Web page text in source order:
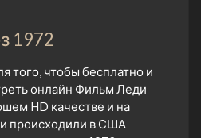
1972
того, чтобы бесплатно и
онлайн Фильм Леди
HD качестве и на
происходили в США